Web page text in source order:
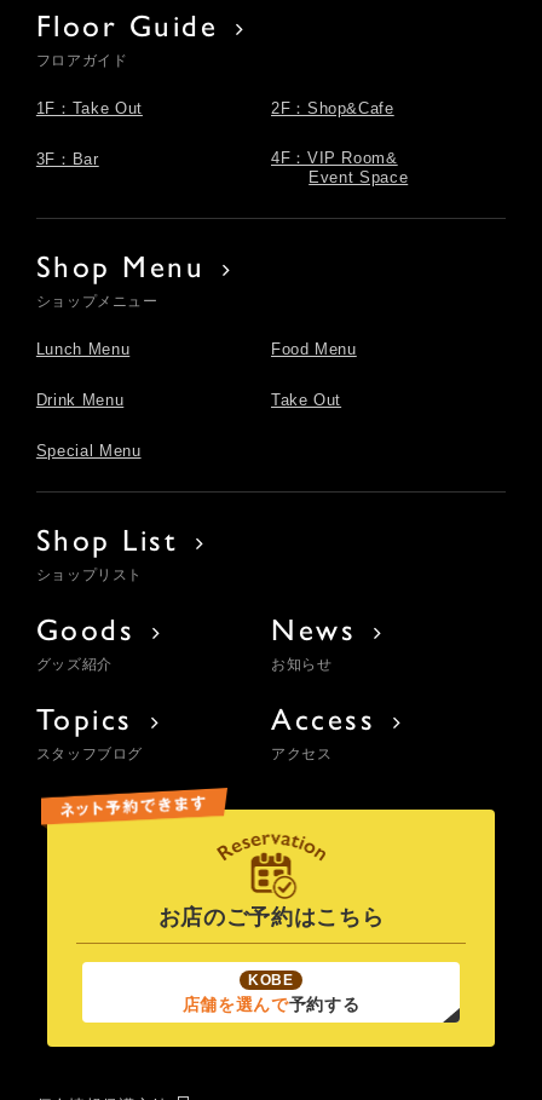
Floor Guide
フロアガイド
1F：Take Out 2F：Shop&Cafe
3F：Bar
4F：VIP Room&
Event Space
Shop Menu
ショップメニュー
Lunch Menu Food Menu
Drink Menu Take Out
Special Menu
Shop List
ショップリスト
Goods
グッズ紹介
News
お知らせ
Topics
スタッフブログ
Access
アクセス
お店のご予約はこちら
KOBE
店舗を選んで予約する